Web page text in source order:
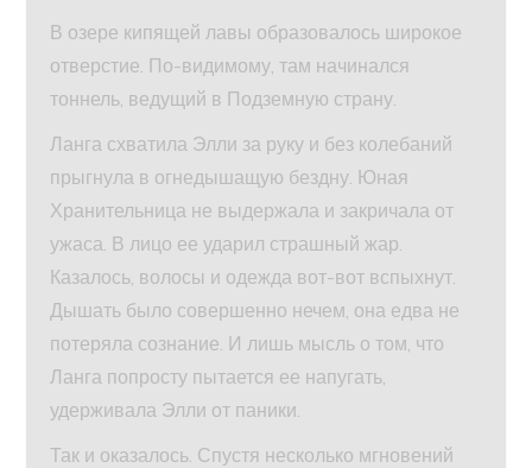
В озере кипящей лавы образовалось широкое
отверстие. По-видимому, там начинался
тоннель, ведущий в Подземную страну.
Ланга схватила Элли за руку и без колебаний
прыгнула в огнедышащую бездну. Юная
Хранительница не выдержала и закричала от
ужаса. В лицо ее ударил страшный жар.
Казалось, волосы и одежда вот-вот вспыхнут.
Дышать было совершенно нечем, она едва не
потеряла сознание. И лишь мысль о том, что
Ланга попросту пытается ее напугать,
удерживала Элли от паники.
Так и оказалось. Спустя несколько мгновений